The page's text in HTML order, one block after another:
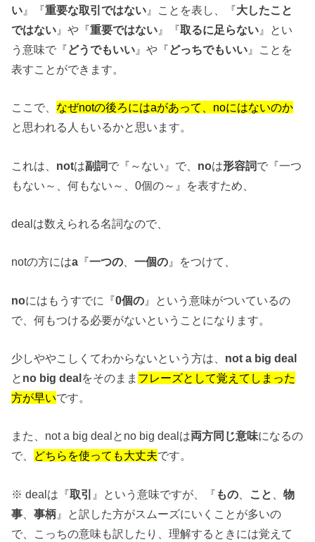
い 』『重要な取引ではない 』ことを表し、『大したこと
ではない 』や『重要ではない 』『取るに足らない 』とい
う意味で『どうでもいい 』や『どっちでもいい 』ことを
表すことができます。
ここで、 なぜnotの後ろにはaがあって、noにはないのか
と思われる人もいるかと思います。
これは、 notは副詞で『～ない』で、 noは形容詞で『一つ
もない～、何もない～、0個の～』を表すため、
dealは数えられる名詞なので、
notの方にはa 『一つの 、一個の 』をつけて、
noにはもうすでに『0個の 』という意味がついているの
で、何もつける必要がないということになります。
少しややこしくてわからないという方は、 not a big deal
と no big dealをそのまま フレーズとして覚えてしまった
方が早いです。
また、not a big dealとno big dealは両方同じ意味になるの
で、 どちらを使っても大丈夫です。
※ dealは『取引 』という意味ですが、『 もの こと 、物
事 、事柄 』と訳した方がスムーズにいくことが多いの
で、こっちの意味も訳したり、理解するときには覚えて